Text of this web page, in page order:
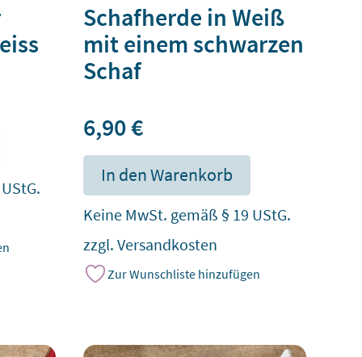
Schafherde in Weiß
mit einem schwarzen
Schaf
6,90€
In den Warenkorb
Keine MwSt. gemäß § 19 UStG.
zzgl.Versandkosten
Zur Wunschliste hinzufügen